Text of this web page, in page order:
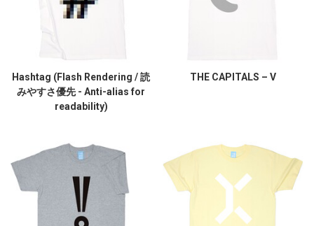
Hashtag (Flash Rendering / 読
みやすさ優先 - Anti-alias for
readability)
THE CAPITALS – V